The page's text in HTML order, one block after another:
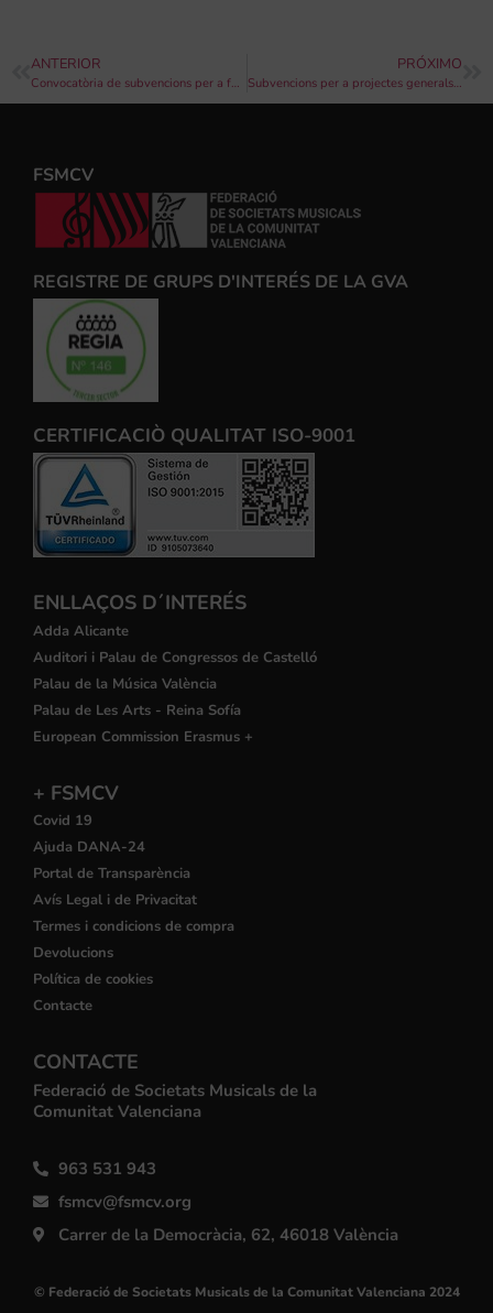
ANTERIOR
Convocatòria de subvencions per a festivals, mostres o certàmens i programacions de música antiga i música clàssica 2019 de la Diputació de València
PRÓXIMO
Subvencions per a projectes generals de música antiga i clàssica d’orquestra, de cambra i de piano, atorgades per la Diputació de València
FSMCV
REGISTRE DE GRUPS D'INTERÉS DE LA GVA
CERTIFICACIÒ QUALITAT ISO-9001
ENLLAÇOS D´INTERÉS
Adda Alicante
Auditori i Palau de Congressos de Castelló
Palau de la Música València
Palau de Les Arts - Reina Sofía
European Commission Erasmus +
+ FSMCV
Covid 19
Ajuda DANA-24
Portal de Transparència
Avís Legal i de Privacitat
Termes i condicions de compra
Devolucions
Política de cookies
Contacte
CONTACTE
Federació de Societats Musicals de la
Comunitat Valenciana
963 531 943
fsmcv@fsmcv.org
Carrer de la Democràcia, 62, 46018 València
© Federació de Societats Musicals de la Comunitat Valenciana 2024